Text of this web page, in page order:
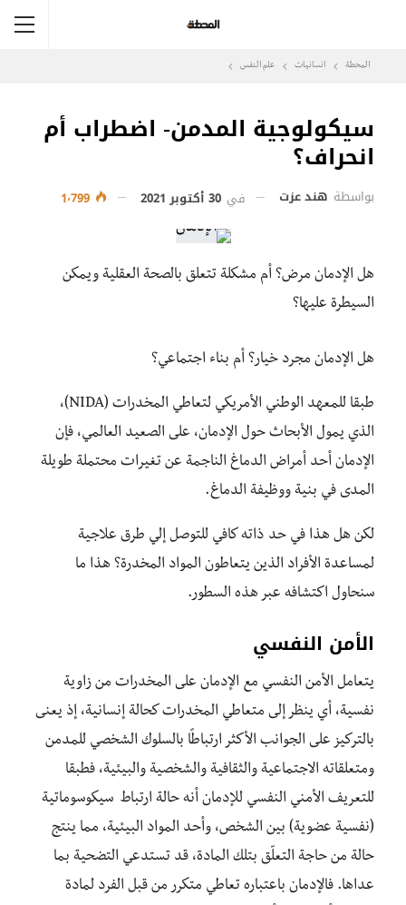
المحطة انسانيات علم النفس
سيكولوجية المدمن- اضطراب أم
انحراف؟
بواسطة هند عزت في 30 أكتوبر 2021
هل الإدمان مرض؟ أم مشكلة تتعلق بالصحة العقلية ويمكن
السيطرة عليها؟
هل الإدمان مجرد خيار؟ أم بناء اجتماعي؟
طبقا للمعهد الوطني الأمريكي لتعاطي المخدرات (NIDA)،
الذي يمول الأبحاث حول الإدمان، على الصعيد العالمي، فإن
الإدمان أحد أمراض الدماغ الناجمة عن تغيرات محتملة طويلة
المدى في بنية ووظيفة الدماغ.
لكن هل هذا في حد ذاته كافي للتوصل إلي طرق علاجية
لمساعدة الأفراد الذين يتعاطون المواد المخدرة؟ هذا ما
سنحاول اكتشافه عبر هذه السطور.
الأمن النفسي
يتعامل الأمن النفسي مع الإدمان على المخدرات من زاوية
نفسية، أي ينظر إلى متعاطي المخدرات كحالة إنسانية، إذ يعنى
بالتركيز على الجوانب الأكثر ارتباطًا بالسلوك الشخصي للمدمن
ومتعلقاته الاجتماعية والثقافية والشخصية والبيئية، فطبقا
للتعريف الأمني النفسي للإدمان أنه حالة ارتباط سيكوسوماتية
(نفسية عضوية) بين الشخص، وأحد المواد البيئية، مما ينتج
حالة من حاجة التعلّق بتلك المادة، قد تستدعي التضحية بما
عداها. فالإدمان باعتباره تعاطي متكرر من قبل الفرد لمادة